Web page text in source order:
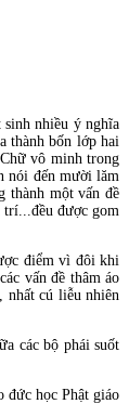
nhiều ý nghĩa
thành bốn lớp hai
vô minh trong
nói đến mười lăm
thành một vấn đề
trí...đều được gom
điểm vì đôi khi
vấn đề thâm áo
nhất cú liễu nhiên
các bộ phái suốt
đức học Phật giáo